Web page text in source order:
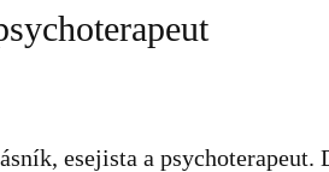
esejista a psychoterapeut.